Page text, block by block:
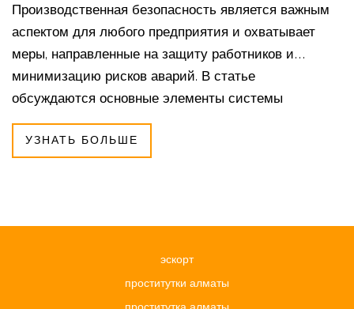
Производственная безопасность является важным
аспектом для любого предприятия и охватывает
меры, направленные на защиту работников и
минимизацию рисков аварий. В статье
обсуждаются основные элементы системы
безопасности на производстве, такие как
идентификация рисков, обучение персонала и
рекомендации по улучшению условий труда.
УЗНАТЬ БОЛЬШЕ
эскорт
проститутки алматы